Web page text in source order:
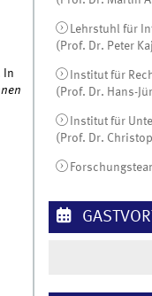
In
Lehrstuhl für
(Prof. Dr. Peter
Institut für
(Prof. Dr. Hans-
Institut für
(Prof. Dr.